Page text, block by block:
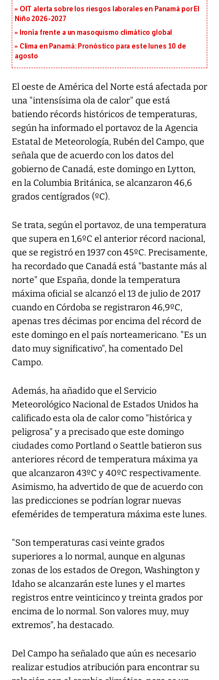
OIT alerta sobre los riesgos laborales en Panamá por El
Niño 2026-2027
Ironía frente a un masoquismo climático global
Clima en Panamá: Pronóstico para este lunes 10 de
agosto
El oeste de América del Norte está afectada por
una "intensísima ola de calor" que está
batiendo récords históricos de temperaturas,
según ha informado el portavoz de la Agencia
Estatal de Meteorología, Rubén del Campo, que
señala que de acuerdo con los datos del
gobierno de Canadá, este domingo en Lytton,
en la Columbia Británica, se alcanzaron 46,6
grados centígrados (ºC).
Se trata, según el portavoz, de una temperatura
que supera en 1,6ºC el anterior récord nacional,
que se registró en 1937 con 45ºC. Precisamente,
ha recordado que Canadá está "bastante más al
norte" que España, donde la temperatura
máxima oficial se alcanzó el 13 de julio de 2017
cuando en Córdoba se registraron 46,9ºC,
apenas tres décimas por encima del récord de
este domingo en el país norteamericano. "Es un
dato muy significativo", ha comentado Del
Campo.
Además, ha añadido que el Servicio
Meteorológico Nacional de Estados Unidos ha
calificado esta ola de calor como "histórica y
peligrosa" y a precisado que este domingo
ciudades como Portland o Seattle batieron sus
anteriores récord de temperatura máxima ya
que alcanzaron 43ºC y 40ºC respectivamente.
Asimismo, ha advertido de que de acuerdo con
las predicciones se podrían lograr nuevas
efemérides de temperatura máxima este lunes.
"Son temperaturas casi veinte grados
superiores a lo normal, aunque en algunas
zonas de los estados de Oregon, Washington y
Idaho se alcanzarán este lunes y el martes
registros entre veinticinco y treinta grados por
encima de lo normal. Son valores muy, muy
extremos", ha destacado.
Del Campo ha señalado que aún es necesario
realizar estudios atribución para encontrar su